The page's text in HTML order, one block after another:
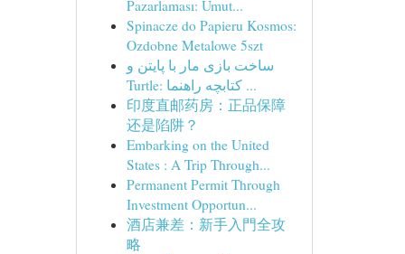
Pazarlaması: Umut...
Spinacze do Papieru Kosmos:
Ozdobne Metalowe 5szt
ساخت بازی مار با پایتن و
Turtle: کتابچه راهنما ...
印度直邮药房：正品保障
还是陷阱？
Embarking on the United
States : A Trip Through...
Permanent Permit Through
Investment Opportun...
酒店兼差：新手入門全攻
略